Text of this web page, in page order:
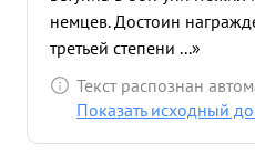
немцев. Достоин
третьей степени ...»
Текст распознан
Показать исходный